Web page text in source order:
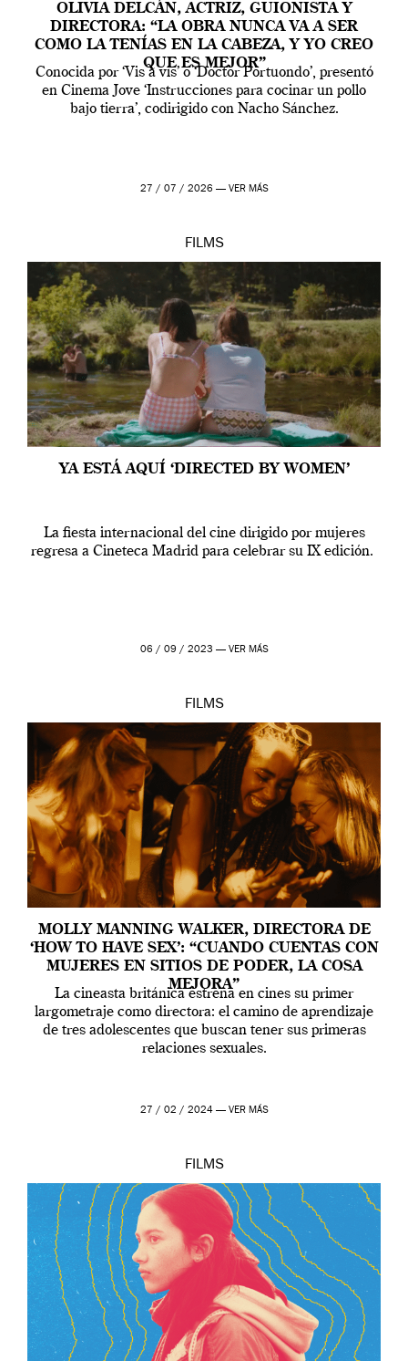
OLIVIA DELCÁN, ACTRIZ, GUIONISTA Y
DIRECTORA: “LA OBRA NUNCA VA A SER
COMO LA TENÍAS EN LA CABEZA, Y YO CREO
QUE ES MEJOR”
Conocida por ‘Vis a vis’ o ‘Doctor Portuondo’, presentó
en Cinema Jove ‘Instrucciones para cocinar un pollo
bajo tierra’, codirigido con Nacho Sánchez.
27 / 07 / 2026 — VER MÁS
FILMS
YA ESTÁ AQUÍ ‘DIRECTED BY WOMEN’
La fiesta internacional del cine dirigido por mujeres
regresa a Cineteca Madrid para celebrar su IX edición.
06 / 09 / 2023 — VER MÁS
FILMS
MOLLY MANNING WALKER, DIRECTORA DE
‘HOW TO HAVE SEX’: “CUANDO CUENTAS CON
MUJERES EN SITIOS DE PODER, LA COSA
MEJORA”
La cineasta británica estrena en cines su primer
largometraje como directora: el camino de aprendizaje
de tres adolescentes que buscan tener sus primeras
relaciones sexuales.
27 / 02 / 2024 — VER MÁS
FILMS